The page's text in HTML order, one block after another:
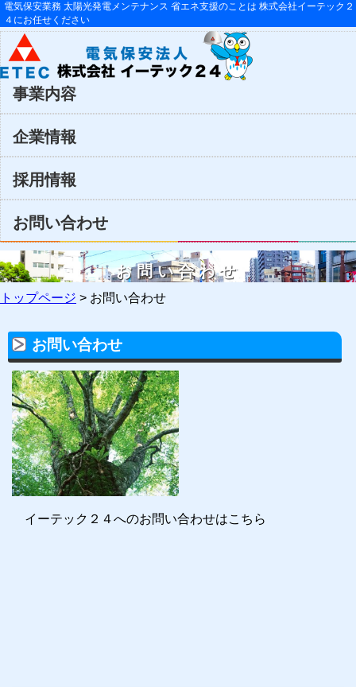
電気保安業務 太陽光発電メンテナンス 省エネ支援のことは 株式会社イーテック２
４にお任せください
事業内容
企業情報
採用情報
お問い合わせ
お問い合わせ
トップページ > お問い合わせ
お問い合わせ
イーテック２４へのお問い合わせはこちら